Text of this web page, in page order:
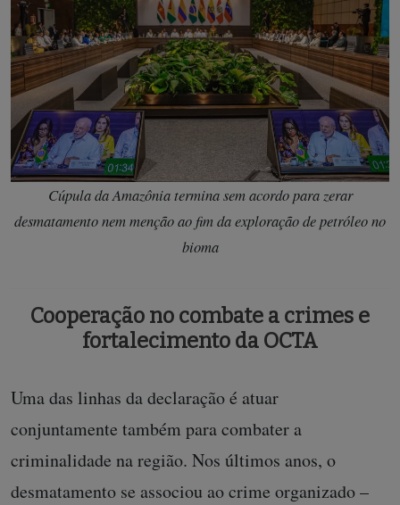
Cúpula da Amazônia termina sem acordo para zerar
desmatamento nem menção ao fim da exploração de petróleo no
bioma
Cooperação no combate a crimes e
fortalecimento da OCTA
Uma das linhas da declaração é atuar
conjuntamente também para combater a
criminalidade na região. Nos últimos anos, o
desmatamento se associou ao crime organizado –